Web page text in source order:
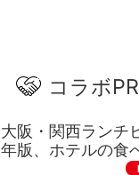
コラボPR
大阪・関西ランチ
年版、ホテルの食